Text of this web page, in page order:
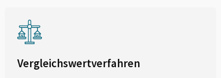
Vergleichswertverfahren